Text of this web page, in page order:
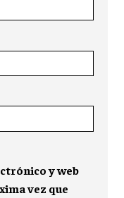
y web
vez que